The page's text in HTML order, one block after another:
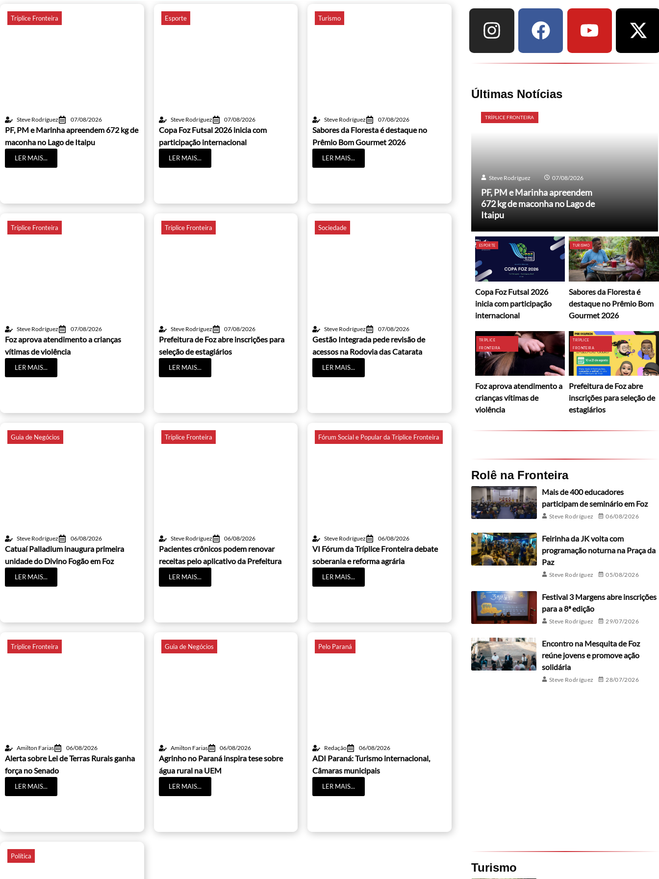
Tríplice Fronteira
Steve Rodríguez 07/08/2026
PF, PM e Marinha apreendem 672 kg de
maconha no Lago de Itaipu
LER MAIS...
Esporte
Steve Rodríguez 07/08/2026
Copa Foz Futsal 2026 inicia com
participação internacional
LER MAIS...
Turismo
Steve Rodríguez 07/08/2026
Sabores da Floresta é destaque no
Prêmio Bom Gourmet 2026
LER MAIS...
Tríplice Fronteira
Steve Rodríguez 07/08/2026
Foz aprova atendimento a crianças
vítimas de violência
LER MAIS...
Tríplice Fronteira
Steve Rodríguez 07/08/2026
Prefeitura de Foz abre inscrições para
seleção de estagiários
LER MAIS...
Sociedade
Steve Rodríguez 07/08/2026
Gestão Integrada pede revisão de
acessos na Rodovia das Catarata
LER MAIS...
Guia de Negócios
Steve Rodríguez 06/08/2026
Catuaí Palladium inaugura primeira
unidade do Divino Fogão em Foz
LER MAIS...
Tríplice Fronteira
Steve Rodríguez 06/08/2026
Pacientes crônicos podem renovar
receitas pelo aplicativo da Prefeitura
LER MAIS...
Fórum Social e Popular da Tríplice Fronteira
Steve Rodríguez 06/08/2026
VI Fórum da Tríplice Fronteira debate
soberania e reforma agrária
LER MAIS...
Tríplice Fronteira
Amilton Farias 06/08/2026
Alerta sobre Lei de Terras Rurais ganha
força no Senado
LER MAIS...
Guia de Negócios
Amilton Farias 06/08/2026
Agrinho no Paraná inspira tese sobre
água rural na UEM
LER MAIS...
Pelo Paraná
Redação 06/08/2026
ADI Paraná: Turismo internacional,
Câmaras municipais
LER MAIS...
Política
Últimas Notícias
TRÍPLICE FRONTEIRA
Steve Rodríguez 07/08/2026
PF, PM e Marinha apreendem
672 kg de maconha no Lago de
Itaipu
ESPORTE
Copa Foz Futsal 2026
inicia com participação
internacional
TURISMO
Sabores da Floresta é
destaque no Prêmio Bom
Gourmet 2026
TRÍPLICE
FRONTEIRA
Foz aprova atendimento a
crianças vítimas de
violência
TRÍPLICE
FRONTEIRA
Prefeitura de Foz abre
inscrições para seleção de
estagiários
Rolê na Fronteira
Mais de 400 educadores
participam de seminário em Foz
Steve Rodríguez 06/08/2026
Feirinha da JK volta com
programação noturna na Praça da
Paz
Steve Rodríguez 05/08/2026
Festival 3 Margens abre inscrições
para a 8ª edição
Steve Rodríguez 29/07/2026
Encontro na Mesquita de Foz
reúne jovens e promove ação
solidária
Steve Rodríguez 28/07/2026
Turismo